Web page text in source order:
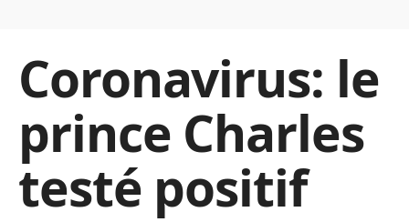
Coronavirus: le
prince Charles
testé positif